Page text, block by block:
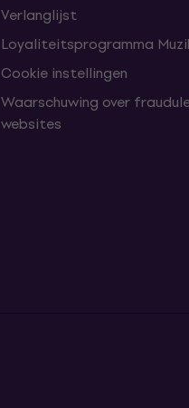
Verlanglijst
Loyaliteitsprogramma
Cookie instellingen
Waarschuwing over
websites